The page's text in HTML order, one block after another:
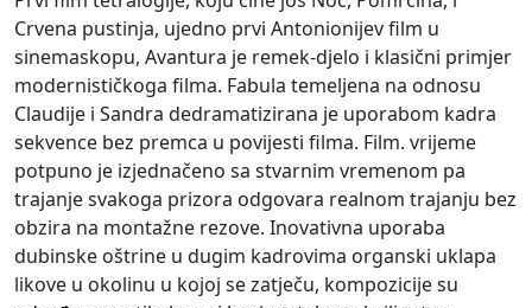
Crvena pustinja, ujedno prvi Antonionijev film u
sinemaskopu, Avantura je remek-djelo i klasični primjer
modernističkoga filma. Fabula temeljena na odnosu
Claudije i Sandra dedramatizirana je uporabom kadra
sekvence bez premca u povijesti filma. Film. vrijeme
potpuno je izjednačeno sa stvarnim vremenom pa
trajanje svakoga prizora odgovara realnom trajanju bez
obzira na montažne rezove. Inovativna uporaba
dubinske oštrine u dugim kadrovima organski uklapa
likove u okolinu u kojoj se zatječu, kompozicije su